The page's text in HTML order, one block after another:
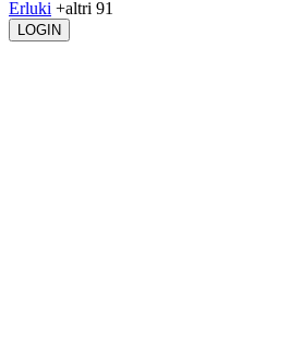
Erluki +altri 91
LOGIN